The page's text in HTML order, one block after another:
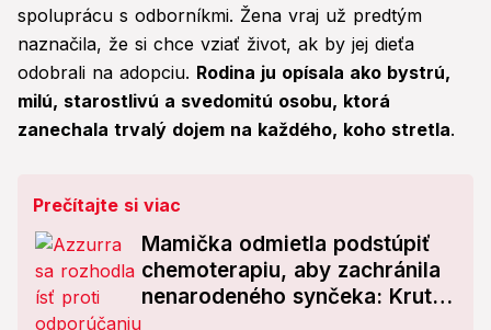
spoluprácu s odborníkmi. Žena vraj už predtým
naznačila, že si chce vziať život, ak by jej dieťa
odobrali na adopciu. Rodina ju opísala ako bystrú,
milú, starostlivú a svedomitú osobu, ktorá
zanechala trvalý dojem na každého, koho stretla.
Prečítajte si viac
Mamička odmietla podstúpiť
chemoterapiu, aby zachránila
nenarodeného synčeka: Krutý